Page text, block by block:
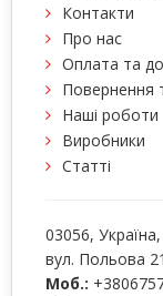
Контакти
Про нас
Оплата та
Повернення
Наші роботи
Виробники
Статті
03056,
вул. Польова
Моб.: